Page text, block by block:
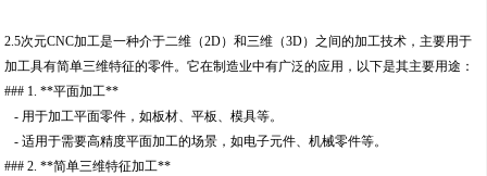
2.5次元CNC加工是一种介于二维（2D）和三维（3D）之间的加工技术，主要用于
加工具有简单三维特征的零件。它在制造业中有广泛的应用，以下是其主要用途：
### 1. **平面加工**
- 用于加工平面零件，如板材、平板、模具等。
- 适用于需要高精度平面加工的场景，如电子元件、机械零件等。
### 2. **简单三维特征加工**